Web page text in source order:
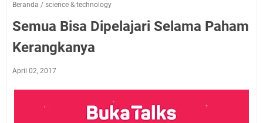
Beranda / science & technology
Semua Bisa Dipelajari Selama Paham
Kerangkanya
April 02, 2017